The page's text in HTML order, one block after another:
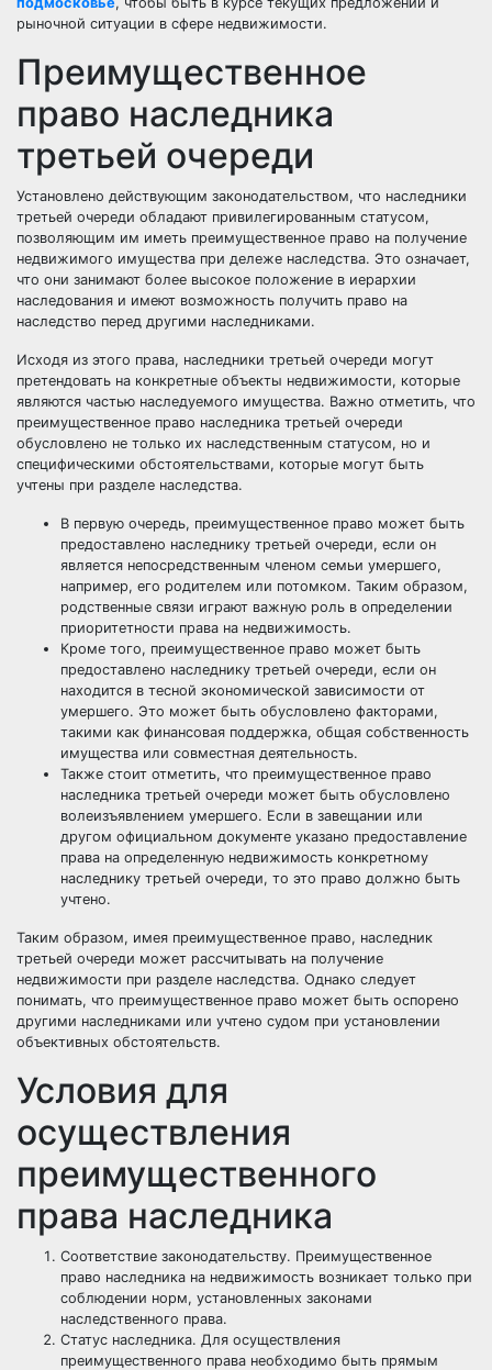
рыночной ситуации в сфере недвижимости.
Преимущественное
право наследника
третьей очереди
Установлено действующим законодательством, что наследники
третьей очереди обладают привилегированным статусом,
позволяющим им иметь преимущественное право на получение
недвижимого имущества при дележе наследства. Это означает,
что они занимают более высокое положение в иерархии
наследования и имеют возможность получить право на
наследство перед другими наследниками.
Исходя из этого права, наследники третьей очереди могут
претендовать на конкретные объекты недвижимости, которые
являются частью наследуемого имущества. Важно отметить, что
преимущественное право наследника третьей очереди
обусловлено не только их наследственным статусом, но и
специфическими обстоятельствами, которые могут быть
учтены при разделе наследства.
В первую очередь, преимущественное право может быть
предоставлено наследнику третьей очереди, если он
является непосредственным членом семьи умершего,
например, его родителем или потомком. Таким образом,
родственные связи играют важную роль в определении
приоритетности права на недвижимость.
Кроме того, преимущественное право может быть
предоставлено наследнику третьей очереди, если он
находится в тесной экономической зависимости от
умершего. Это может быть обусловлено факторами,
такими как финансовая поддержка, общая собственность
имущества или совместная деятельность.
Также стоит отметить, что преимущественное право
наследника третьей очереди может быть обусловлено
волеизъявлением умершего. Если в завещании или
другом официальном документе указано предоставление
права на определенную недвижимость конкретному
наследнику третьей очереди, то это право должно быть
учтено.
Таким образом, имея преимущественное право, наследник
третьей очереди может рассчитывать на получение
недвижимости при разделе наследства. Однако следует
понимать, что преимущественное право может быть оспорено
другими наследниками или учтено судом при установлении
объективных обстоятельств.
Условия для
осуществления
преимущественного
права наследника
Соответствие законодательству. Преимущественное
право наследника на недвижимость возникает только при
соблюдении норм, установленных законами
наследственного права.
Статус наследника. Для осуществления
преимущественного права необходимо быть прямым